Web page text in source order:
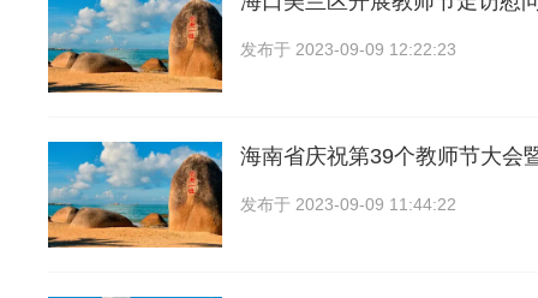
发布于 2023-09-09 12:22:23
海南省庆祝第39个教师节大会
发布于 2023-09-09 11:44:22